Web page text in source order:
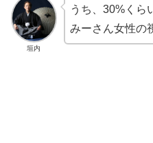
垣内
うち、30%くら
みーさん女性の